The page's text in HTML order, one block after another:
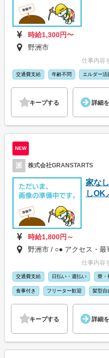
時給1,300円〜
野洲市
仕事内容
交通費支給 年齢不問 エルダー活
キープする 詳細
NEW
派 株式会社GRANSTARTS
家な
しOK
時給1,800円～
野洲市 / ○● アクセス・最
仕事内容
交通費支給 日払い・週払い 寮・
食事付き フリーター歓迎 髪型自
キープする 詳細